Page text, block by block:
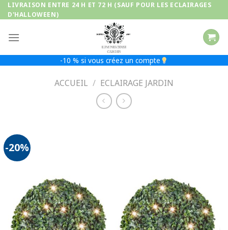
Passer
au
LIVRAISON ENTRE 24 H ET 72 H (SAUF POUR LES ECLAIRAGES
D'HALLOWEEN)
-10 % si vous créez un compte
ACCUEIL / ECLAIRAGE JARDIN
-20%